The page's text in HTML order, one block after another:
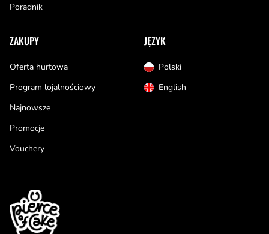
Poradnik
ZAKUPY
Oferta hurtowa
Program lojalnościowy
Najnowsze
Promocje
Vouchery
JĘZYK
Polski
English